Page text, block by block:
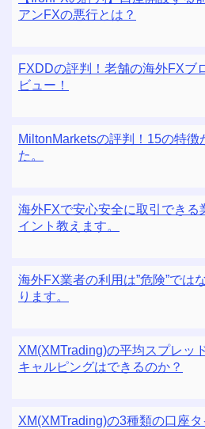
アンFXの悪行とは？
FXDDの評判！老舗の海外FXブ
ビュー！
MiltonMarketsの評判！15の特徴
た。
海外FXで安心安全に取引できる
イント教えます。
海外FX業者の利用は”危険”では
ります。
XM(XMTrading)の平均スプレッ
キャルピングはできるのか？
XM(XMTrading)の3種類の口座